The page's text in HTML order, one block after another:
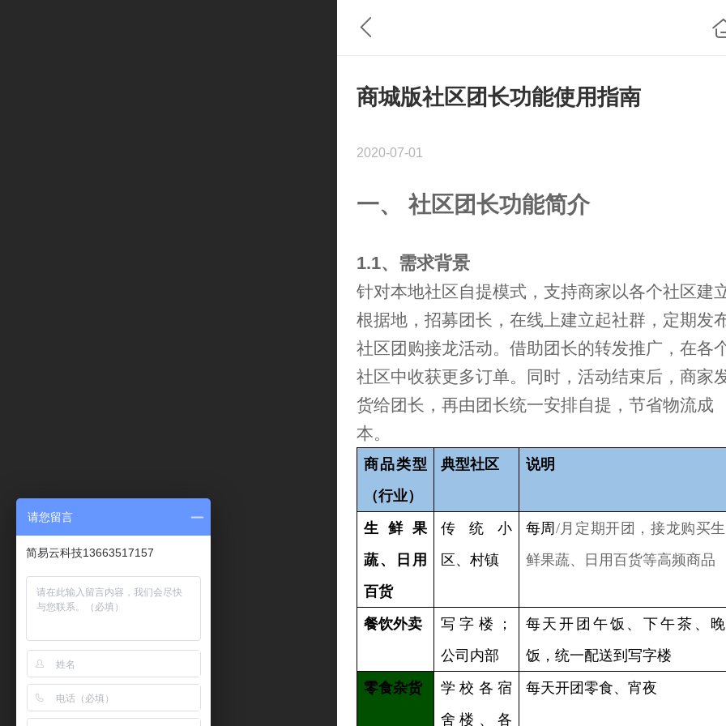
商城版社区团长功能使用指南
2020-07-01
一、 社区团长功能简介
1.1、需求背景
针对本地社区自提模式，支持商家以各个社区建
根据地，招募团长，在线上建立起社群，定期发
社区团购接龙活动。借助团长的转发推广，在各
社区中收获更多订单。同时，活动结束后，商家
货给团长，再由团长统一安排自提，节省物流成
本。
商品类型
（行业）
典型社区 说明
生鲜果
蔬、日用
百货
传统小
区、村镇
每周 /月定期开团，接龙购买生
鲜果蔬、日用百货等高频商品
餐饮外卖
写字楼；
公司内部
每天开团午饭、下午茶、晚
饭，统一配送到写字楼
零食杂货
学校各宿
舍楼、各
每天开团零食、宵夜
请您留言
简易云科技13663517157